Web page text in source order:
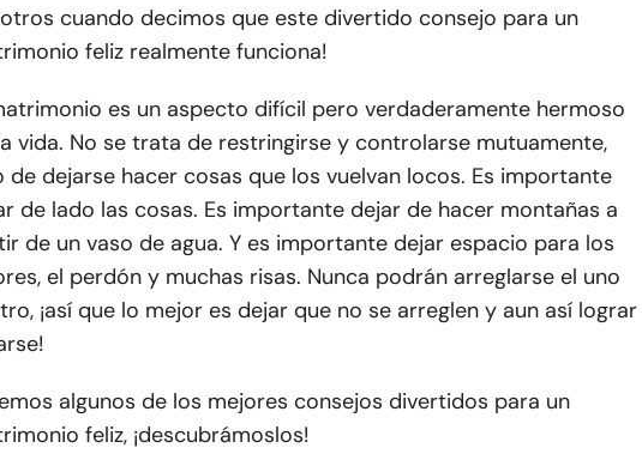
cuando decimos que este divertido consejo para un
feliz realmente funciona!
es un aspecto difícil pero verdaderamente hermoso
vida. No se trata de restringirse y controlarse mutuamente,
de dejarse hacer cosas que los vuelvan locos. Es importante
de lado las cosas. Es importante dejar de hacer montañas a
de un vaso de agua. Y es importante dejar espacio para los
el perdón y muchas risas. Nunca podrán arreglarse el uno
¡así que lo mejor es dejar que no se arreglen y aun así lograr
algunos de los mejores consejos divertidos para un
feliz, ¡descubrámoslos!